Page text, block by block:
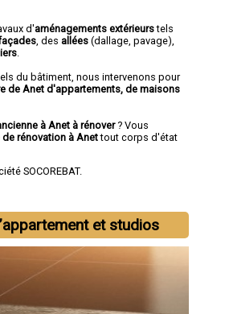
d'aménagements extérieurstels
, des allées (dallage, pavage),
du bâtiment, nous intervenons pour
de Anet d'appartements, de maisons
à Anet à rénover? Vous
de rénovation à Anettout corps d'état
SOCOREBAT.
et studios